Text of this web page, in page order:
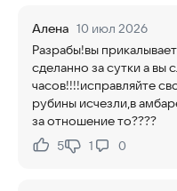
Алена 10 июл 2026
Разрабы!вы
сделанно за сутки а вы
часов!!!!исправляйте
рубины исчезли,в
за отношение то????
Нравится:
5Не нравится:
1 0